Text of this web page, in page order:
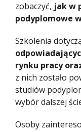
Kraków
zobaczyć, jak w
podyplomowe
Szkolenia
rynku pracy
z nich zostało
studiów
wybór dalszej
Osoby